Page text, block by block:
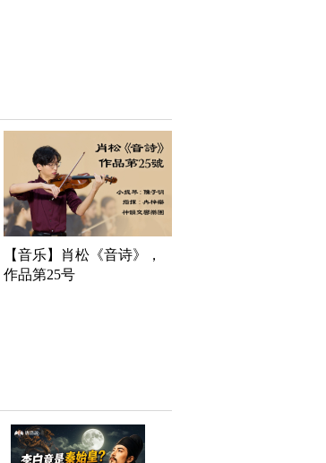
【音乐】肖松《音诗》，
作品第25号